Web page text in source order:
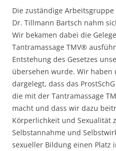
Die zuständige
Dr. Tillmann Bartsch nahm
Wir bekamen dabei die
Tantramassage TMV®
Entstehung des Gesetzes
übersehen wurde. Wir haben
dargelegt, dass das
die mit der Tantramassage
macht und dass wir dazu
Körperlichkeit und Sexualität
Selbstannahme und
sexueller Bildung einen Platz